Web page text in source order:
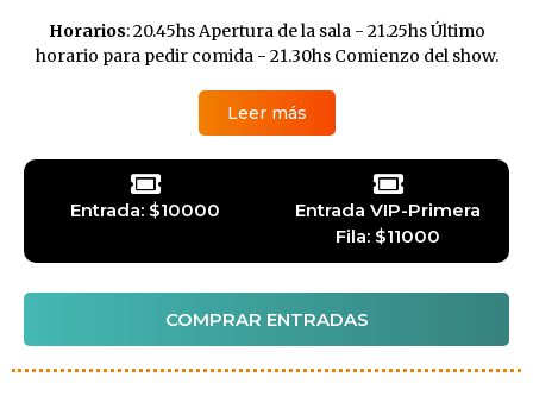
Horarios: 20.45hs Apertura de la sala - 21.25hs Último
horario para pedir comida - 21.30hs Comienzo del show.
Leer más
Entrada: $10000
Entrada VIP-Primera
Fila: $11000
COMPRAR ENTRADAS